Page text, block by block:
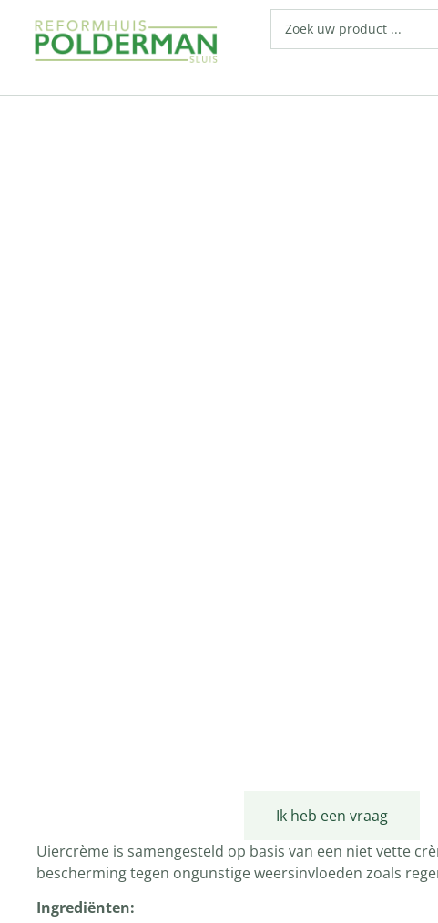
Ik heb een vraag
Uiercrème is samengesteld op basis van een niet vette
bescherming tegen ongunstige weersinvloeden zoals
Ingrediënten: